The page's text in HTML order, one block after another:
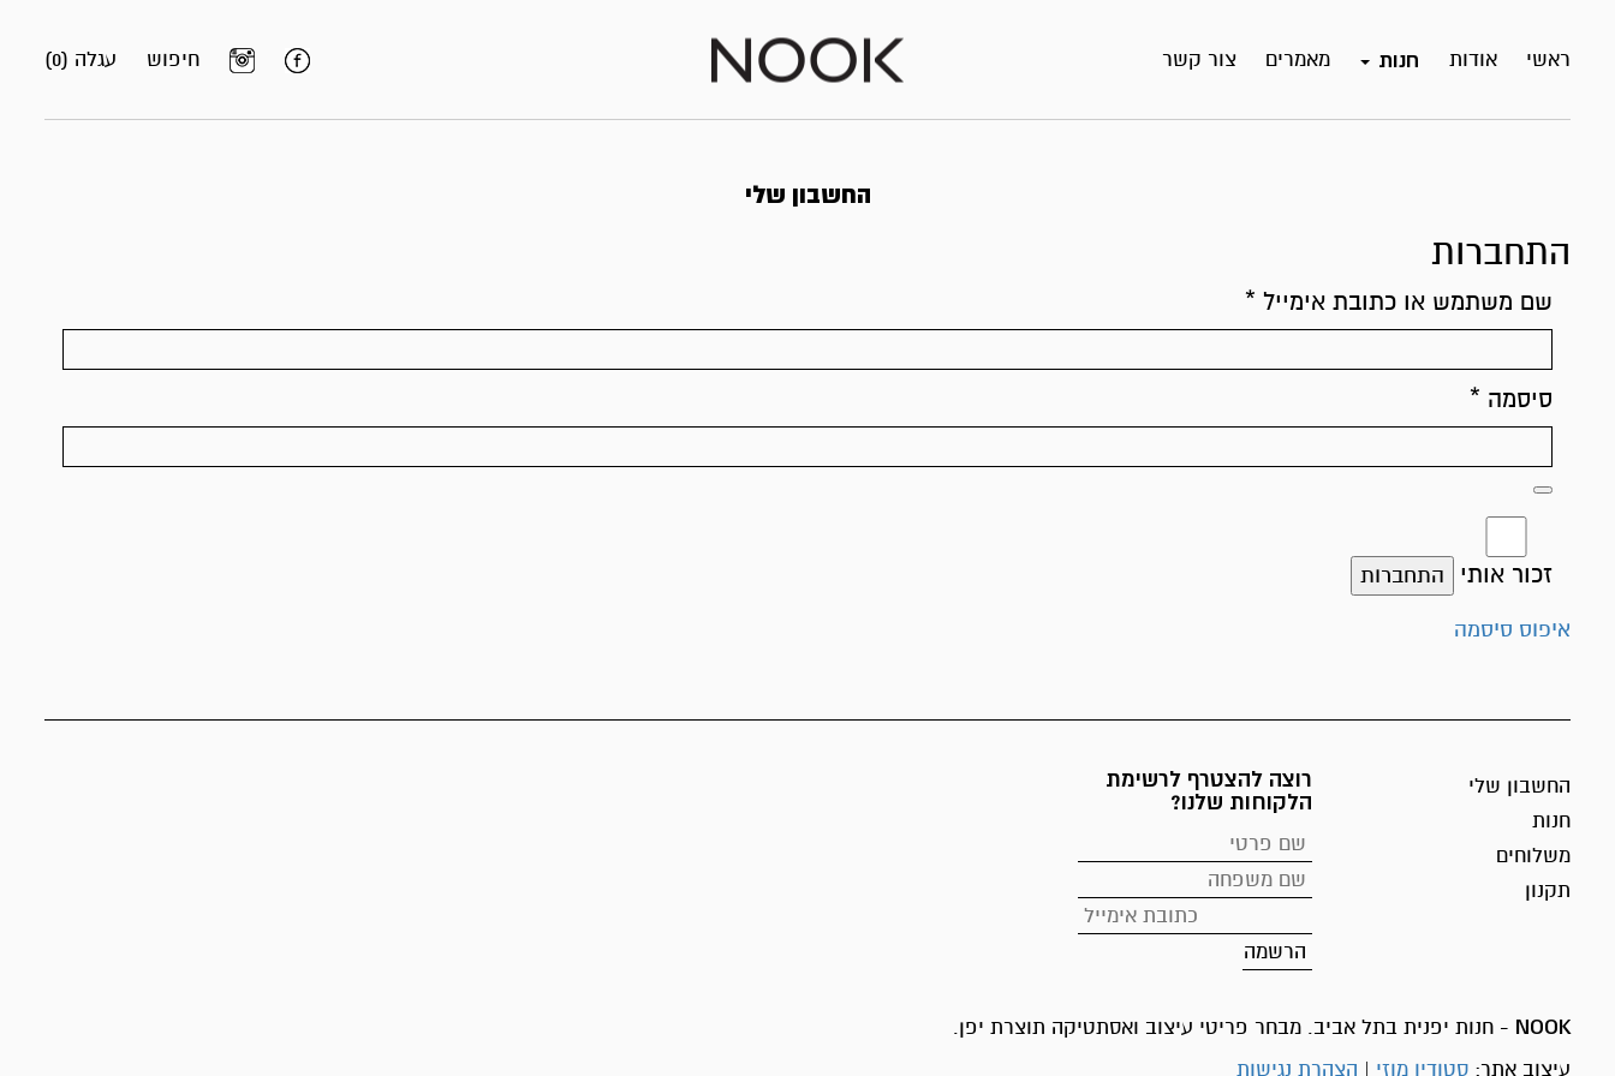
ראשי אודות חנות מאמרים צור קשר עגלה (0) חיפוש
החשבון שלי
התחברות
שם משתמש או כתובת אימייל *
סיסמה *
זכור אותי התחברות
איפוס סיסמה
החשבון שלי
חנות
משלוחים
תקנון
רוצה להצטרף לרשימת
הלקוחות שלנו?
NOOK - חנות יפנית בתל אביב. מבחר פריטי עיצוב ואסתטיקה תוצרת יפן.
עיצוב אתר: סטודיו מוזי | הצהרת נגישות